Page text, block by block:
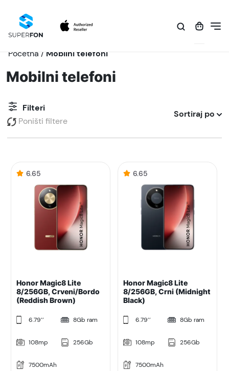
Početna / Mobilni telefoni
Mobilni telefoni
Filteri
Poništi filtere
Sortiraj po
6.65
Honor Magic8 Lite
8/256GB, Crveni/Bordo
(Reddish Brown)
6.79’’ 8Gb ram
108mp 256Gb
7500mAh
6.65
Honor Magic8 Lite
8/256GB, Crni (Midnight
Black)
6.79’’ 8Gb ram
108mp 256Gb
7500mAh